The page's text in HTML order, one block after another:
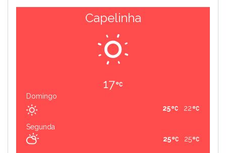
Capelinha
17
Domingo
22
25
Segunda
25
25